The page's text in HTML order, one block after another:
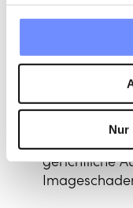
Nur
Vermeidung
Eine
auch dazu
vermeiden.
vorteilhaft
eines
wenn das
gerichtliche